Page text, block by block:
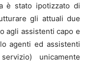
è stato ipotizzato di
gli attuali due
agli assistenti capo e
agenti ed assistenti
unicamente